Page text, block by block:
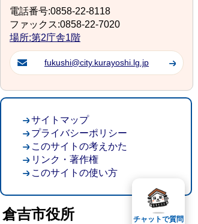
電話番号:0858-22-8118
ファックス:0858-22-7020
場所:第2庁舎1階
fukushi@city.kurayoshi.lg.jp
サイトマップ
プライバシーポリシー
このサイトの考えかた
リンク・著作権
このサイトの使い方
倉吉市役所 チャットで質問